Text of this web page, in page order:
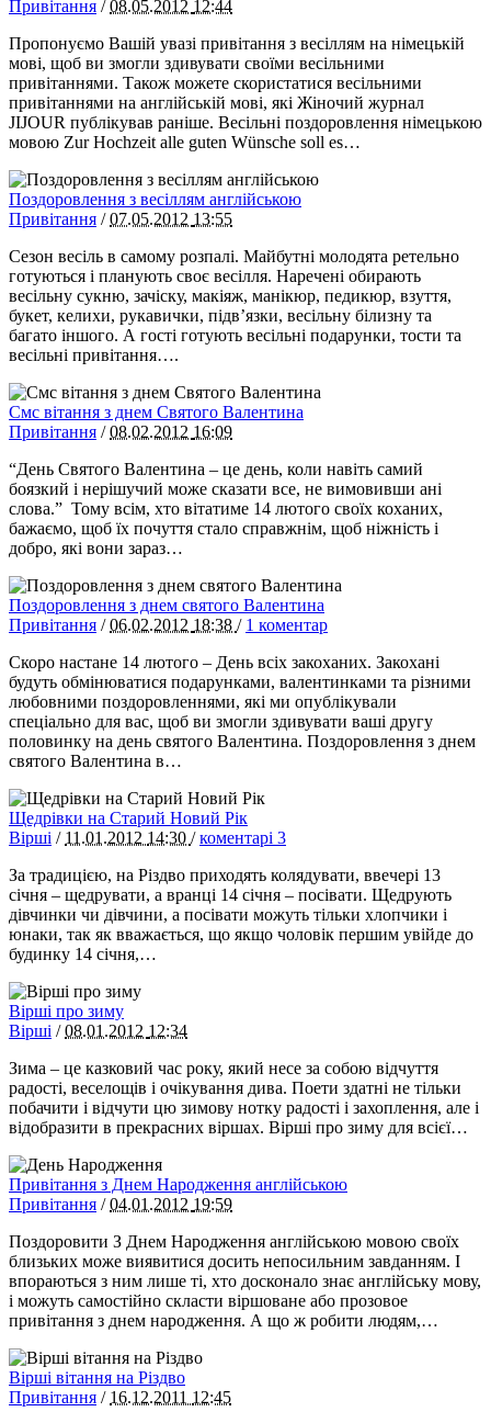
Привітання /08.05.2012 12:44
Пропонуємо Вашій увазі привітання з весіллям на німецькій
мові, щоб ви змогли здивувати своїми весільними
привітаннями. Також можете скористатися весільними
привітаннями на англійській мові, які Жіночий журнал
JIJOUR публікував раніше. Весільні поздоровлення німецькою
мовою Zur Hochzeit alle guten Wünsche soll es…
Поздоровлення з весіллям англійською
Привітання /07.05.2012 13:55
Сезон весіль в самому розпалі. Майбутні молодята ретельно
готуються і планують своє весілля. Наречені обирають
весільну сукню, зачіску, макіяж, манікюр, педикюр, взуття,
букет, келихи, рукавички, підв’язки, весільну білизну та
багато іншого. А гості готують весільні подарунки, тости та
весільні привітання….
Смс вітання з днем Святого Валентина
Привітання /08.02.2012 16:09
“День Святого Валентина – це день, коли навіть самий
боязкий і нерішучий може сказати все, не вимовивши ані
слова.” Тому всім, хто вітатиме 14 лютого своїх коханих,
бажаємо, щоб їх почуття стало справжнім, щоб ніжність і
добро, які вони зараз…
Поздоровлення з днем святого Валентина
Привітання /06.02.2012 18:38 / 1 коментар
Скоро настане 14 лютого – День всіх закоханих. Закохані
будуть обмінюватися подарунками, валентинками та різними
любовними поздоровленнями, які ми опублікували
спеціально для вас, щоб ви змогли здивувати ваші другу
половинку на день святого Валентина. Поздоровлення з днем
святого Валентина в…
Щедрівки на Старий Новий Рік
Вірші / 11.01.2012 14:30 /коментарі 3
За традицією, на Різдво приходять колядувати, ввечері 13
січня – щедрувати, а вранці 14 січня – посівати. Щедрують
дівчинки чи дівчини, а посівати можуть тільки хлопчики і
юнаки, так як вважається, що якщо чоловік першим увійде до
будинку 14 січня,…
Вірші про зиму
Вірші /08.01.2012 12:34
Зима – це казковий час року, який несе за собою відчуття
радості, веселощів і очікування дива. Поети здатні не тільки
побачити і відчути цю зимову нотку радості і захоплення, але і
відобразити в прекрасних віршах. Вірші про зиму для всієї…
Привітання з Днем Народження англійською
Привітання /04.01.2012 19:59
Поздоровити З Днем Народження англійською мовою своїх
близьких може виявитися досить непосильним завданням. І
впораються з ним лише ті, хто досконало знає англійську мову,
і можуть самостійно скласти віршоване або прозовое
привітання з днем ​​народження. А що ж робити людям,…
Вірші вітання на Різдво
Привітання / 16.12.2011 12:45